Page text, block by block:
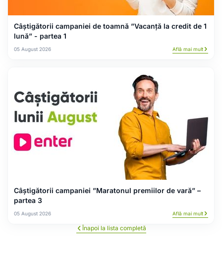
Câștigătorii campaniei de toamnă ”Vacanță la credit de 1
lună” - partea 1
05 August 2026 Află mai mult
Câștigătorii campaniei ”Maratonul premiilor de vară” –
partea 3
05 August 2026 Află mai mult
Înapoi la lista completă